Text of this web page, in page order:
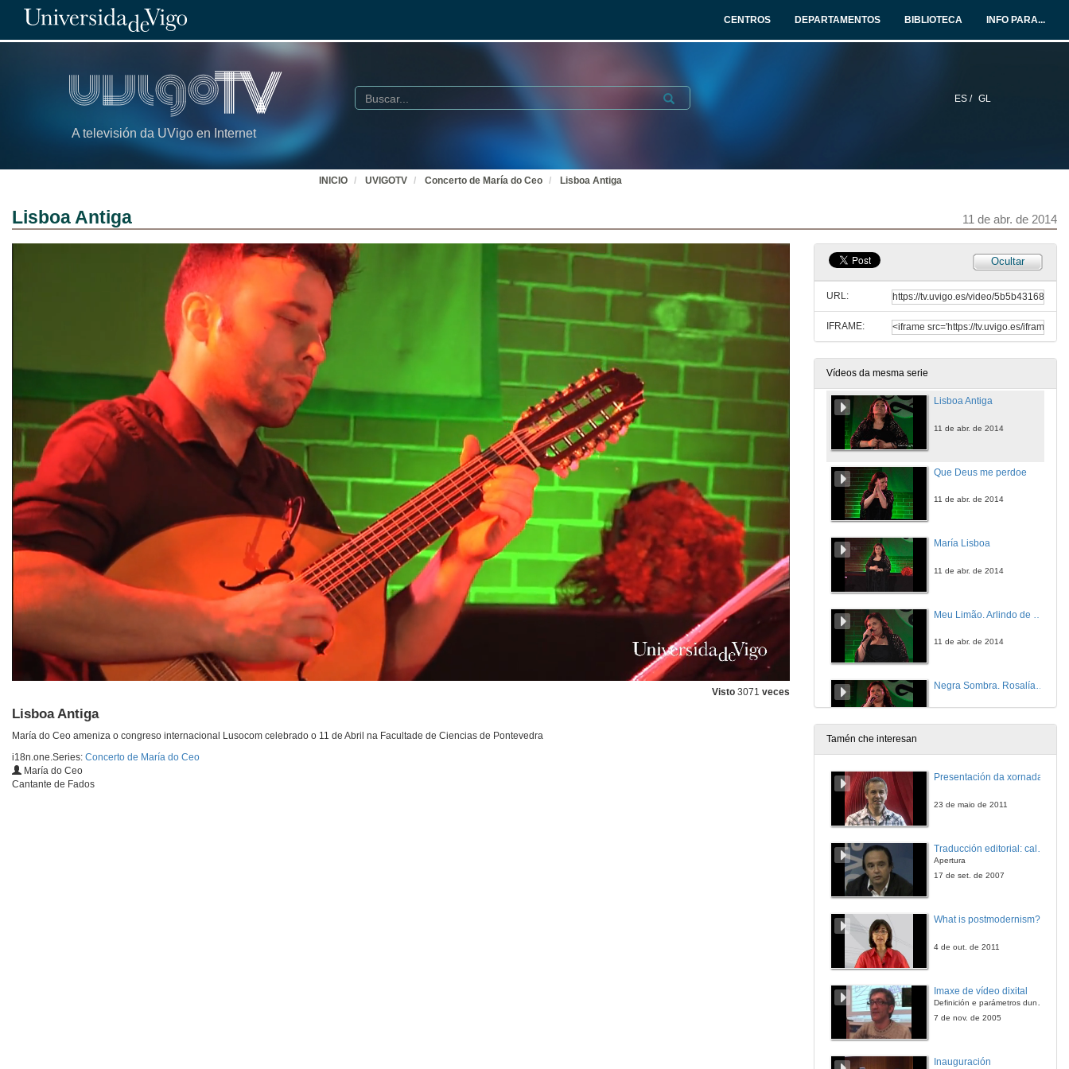
CENTROS DEPARTAMENTOS BIBLIOTECA INFO PARA...
A televisión da UVigo en Internet
ES / GL
Buscar Submit
INICIO UVIGOTV Concerto de María do Ceo Lisboa Antiga
Lisboa Antiga 11 de abr. de 2014
Visto 3071 veces
Lisboa Antiga
María do Ceo ameniza o congreso internacional Lusocom celebrado o 11 de Abril na Facultade de Ciencias de Pontevedra
i18n.one.Series: Concerto de María do Ceo
María do Ceo
Cantante de Fados
Ocultar
URL:
IFRAME:
Vídeos da mesma serie
11 de abr. de 2014
María Soliña. Celso Emilio Ferreiro
Uma casa portuguesa
11 de abr. de 2014
Lisboa Antiga
11 de abr. de 2014
Que Deus me perdoe
11 de abr. de 2014
María Lisboa
11 de abr. de 2014
11 de abr. de 2014
Negra Sombra. Rosalía de Castro
Ave Maria no Morro
11 de abr. de 2014
11 de abr. de 2014
Tamén che interesan
Presentación da xornada
23 de maio de 2011
Apertura
17 de set. de 2007
What is postmodernism?
4 de out. de 2011
Imaxe de vídeo dixital
Definición e parámetros dunha imaxe dixital. Resolución e Aspecto. Profundidade da cor. Compresión. Frame por segundo. Entrelazado. Campos, cadros
7 de nov. de 2005
Inauguración